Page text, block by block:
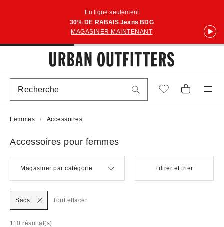
En ligne seulement
30% DE RABAIS Jeans BDG
MAGASINER MAINTENANT
Femmes Accessoires
Accessoires pour femmes
Magasiner par catégorie Filtrer et trier
110 résultat(s)
Sacs Tout effacer